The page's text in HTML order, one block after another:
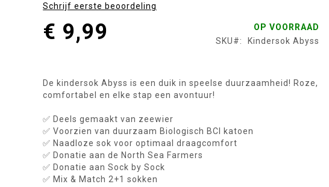
Schrijf eerste beoordeling
€ 9,99
OP VOORRAAD
SKU
Kindersok Abyss
De kindersok Abyss is een duik in speelse duurzaamheid! Roze,
comfortabel en elke stap een avontuur!
✅ Deels gemaakt van zeewier
✅ Voorzien van duurzaam Biologisch BCI katoen
✅ Naadloze sok voor optimaal draagcomfort
✅ Donatie aan de North Sea Farmers
✅ Donatie aan Sock by Sock
✅ Mix & Match 2+1 sokken